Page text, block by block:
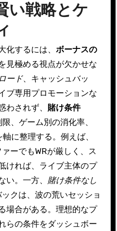
い戦略とケ
化するには、 ボーナスの
見極める視点が欠かせな
ード、キャッシュバッ
ブ専用プロモーションな
わされず、 賭け条件
、ゲーム別の消化率、
に整理する。例えば、
ーでもWRが厳しく、ス
ければ、ライブ主体のプ
い。一方、 賭け条件なし
クは、波の荒いセッショ
場合がある。理想的なプ
らの条件をダッシュボー